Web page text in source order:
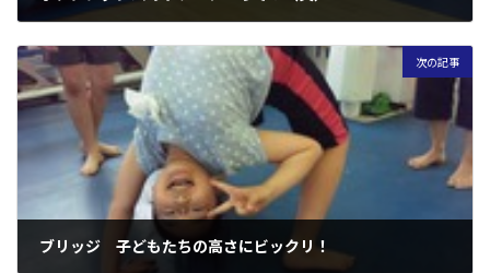
次の記事
ブリッジ 子どもたちの高さにビックリ！